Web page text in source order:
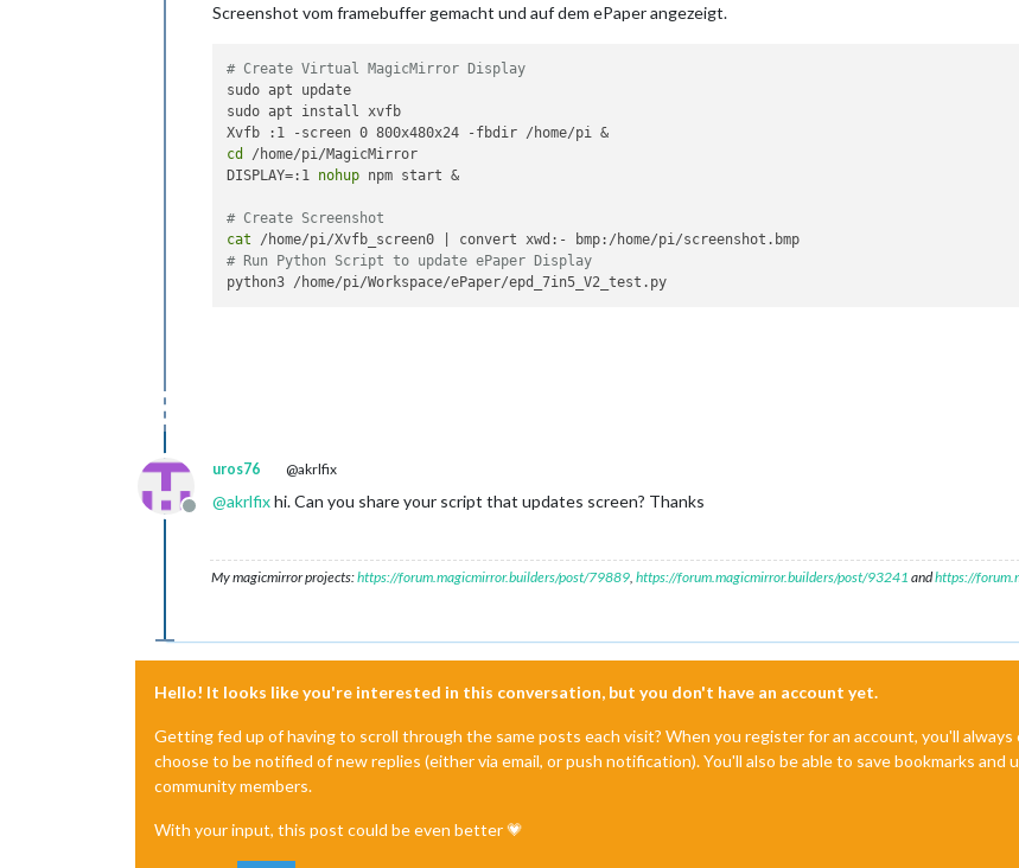
Screenshot vom framebuffer gemacht und auf dem ePaper angezeigt.
# Create Virtual MagicMirror Display
sudo apt update
sudo apt install xvfb
cd
/home/pi/MagicMirror
DISPLAY=:1 nohup npm start &
# Create Screenshot
cat
# Run Python Script to update ePaper Display
Offline
uros76 @akrlfix
@akrlfixhi. Can you share your script that updates screen? Thanks
My magicmirror projects:https://forum.magicmirror.builders/post/79889, https://forum.magicmirror.builders/post/93241 andhttps://
Hello! It looks like you're interested in this conversation, but you don't have an account yet.
Getting fed up of having to scroll through the same posts each visit? When you register for an account, you'll
choose to be notified of new replies (either via email, or push notification). You'll also be able to save bookmarks
community members.
With your input, this post could be even better 💗